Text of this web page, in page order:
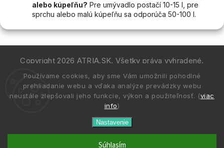
Používame cookies, aby sme Vám umožnili pohodlné
prehliadanie webu a vďaka analýze prevádzky webu
neustále zlepšovali jeho funkcie, výkon a použiteľnosť. (viac
info)
Nastavenie
Súhlasím
alebo kúpeľňu? Pre umývadlo postačí 10-15 l, pre
sprchu alebo malú kúpeľňu sa odporúča 50-100 l.
Copyright 2026 ATRIA.SK. Všetky práva vyhradené.
Vytvořil Shoptet| DesignShoptak.cz.